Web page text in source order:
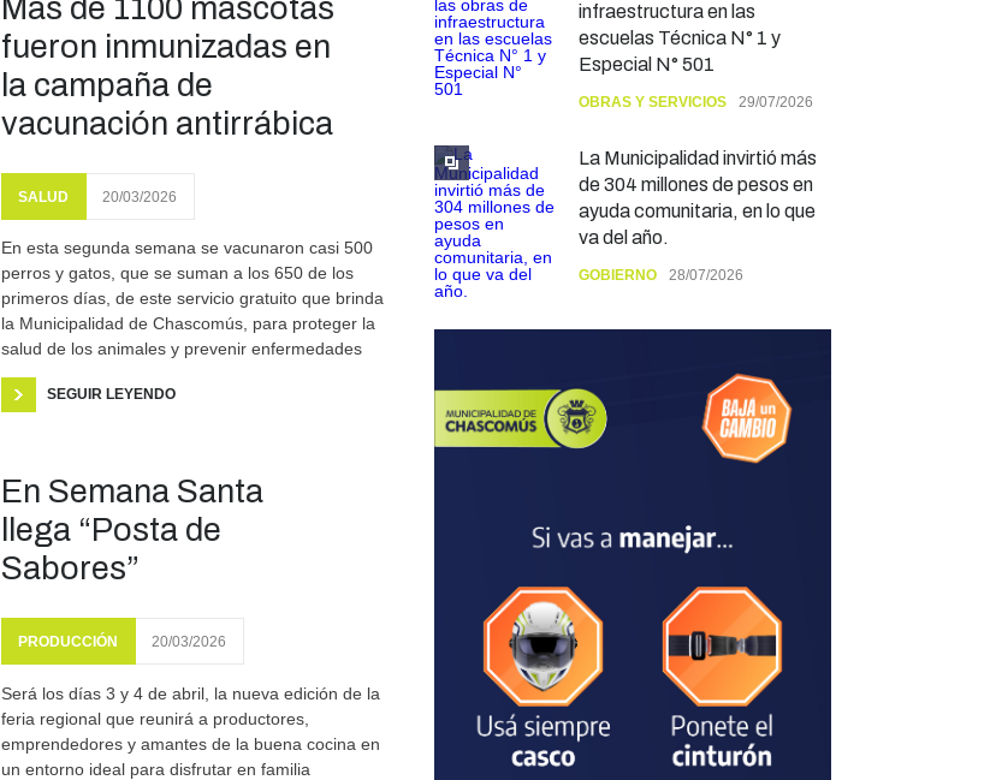
Más de 1100 mascotas
fueron inmunizadas en
la campaña de
vacunación antirrábica
SALUD 20/03/2026
En esta segunda semana se vacunaron casi 500
perros y gatos, que se suman a los 650 de los
primeros días, de este servicio gratuito que brinda
la Municipalidad de Chascomús, para proteger la
salud de los animales y prevenir enfermedades
SEGUIR LEYENDO
En Semana Santa
llega “Posta de
Sabores”
PRODUCCIÓN 20/03/2026
Será los días 3 y 4 de abril, la nueva edición de la
feria regional que reunirá a productores,
emprendedores y amantes de la buena cocina en
un entorno ideal para disfrutar en familia
infraestructura en las
escuelas Técnica N° 1 y
Especial N° 501
OBRAS Y SERVICIOS 29/07/2026
La Municipalidad invirtió más
de 304 millones de pesos en
ayuda comunitaria, en lo que
va del año.
GOBIERNO 28/07/2026